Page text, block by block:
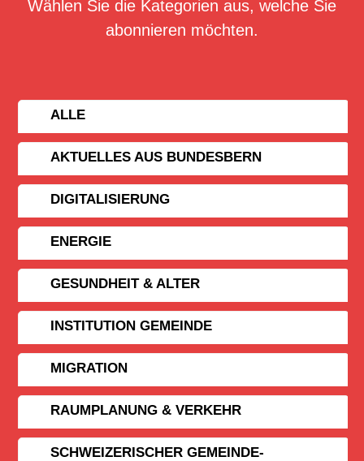
Wählen Sie die Kategorien aus, welche Sie
abonnieren möchten.
ALLE
AKTUELLES AUS BUNDESBERN
DIGITALISIERUNG
ENERGIE
GESUNDHEIT & ALTER
INSTITUTION GEMEINDE
MIGRATION
RAUMPLANUNG & VERKEHR
SCHWEIZERISCHER GEMEINDE­